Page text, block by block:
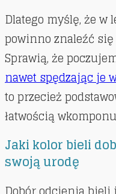
Dlatego myślę, że w
powinno znaleźć
Sprawią, że
nawet spędzając je
to przecież
łatwością
Jaki kolor bieli
swoją urodę